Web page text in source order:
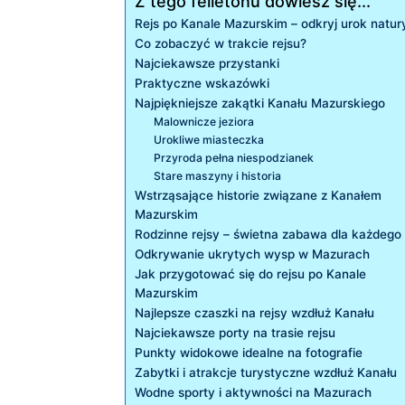
Rejs po Kanale Mazurskim – odkryj urok
Co ⁣zobaczyć w trakcie rejsu?
Najciekawsze przystanki
Praktyczne wskazówki
Najpiękniejsze zakątki Kanału Mazurskiego
Malownicze jeziora
Urokliwe miasteczka
Przyroda pełna niespodzianek
Stare maszyny i historia
Wstrząsające ‌historie związane z Kanałem
Mazurskim
Rodzinne rejsy – ⁤świetna zabawa dla każdego
Odkrywanie‌ ukrytych wysp ⁢w‍ Mazurach
Jak przygotować się do rejsu po Kanale
Mazurskim
Najlepsze czaszki⁤ na rejsy wzdłuż Kanału
Najciekawsze porty‌ na trasie rejsu
Punkty ⁤widokowe idealne na fotografie
Zabytki ⁤i atrakcje turystyczne wzdłuż Kanału
Wodne ​sporty⁢ i aktywności na Mazurach